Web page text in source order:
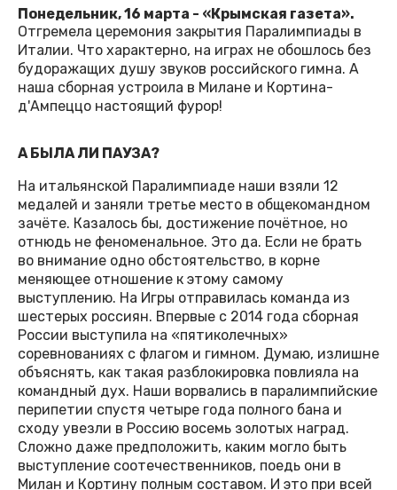
Понедельник, 16 марта - «Крымская газета».
Отгремела церемония закрытия Паралимпиады в
Италии. Что характерно, на играх не обошлось без
будоражащих душу звуков российского гимна. А
наша сборная устроила в Милане и Кортина-
д'Ампеццо настоящий фурор!
А БЫЛА ЛИ ПАУЗА?
На итальянской Паралимпиаде наши взяли 12
медалей и заняли третье место в общекомандном
зачёте. Казалось бы, достижение почётное, но
отнюдь не феноменальное. Это да. Если не брать
во внимание одно обстоятельство, в корне
меняющее отношение к этому самому
выступлению. На Игры отправилась команда из
шестерых россиян. Впервые с 2014 года сборная
России выступила на «пятиколечных»
соревнованиях с флагом и гимном. Думаю, излишне
объяснять, как такая разблокировка повлияла на
командный дух. Наши ворвались в паралимпийские
перипетии спустя четыре года полного бана и
сходу увезли в Россию восемь золотых наград.
Сложно даже предположить, каким могло быть
выступление соотечественников, поедь они в
Милан и Кортину полным составом. И это при всей